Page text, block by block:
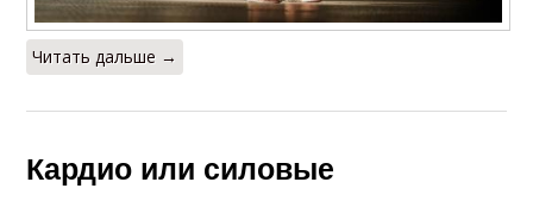
Читать дальше →
Кардио или силовые